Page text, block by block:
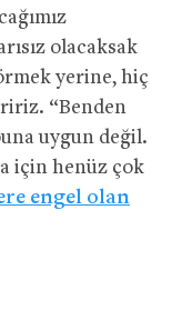
olacaksak
yerine, hiç
“Benden
uygun değil.
için henüz çok
engel olan